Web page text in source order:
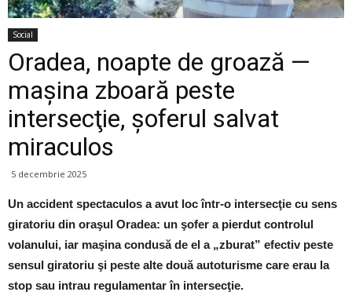
Social
Oradea, noapte de groază —
maşina zboară peste
intersecţie, şoferul salvat
miraculos
5 decembrie 2025
Un accident spectaculos a avut loc într‑o intersecţie cu sens
giratoriu din oraşul Oradea: un şofer a pierdut controlul
volanului, iar maşina condusă de el a „zburat” efectiv peste
sensul giratoriu şi peste alte două autoturisme care erau la
stop sau intrau regulamentar în intersecţie.